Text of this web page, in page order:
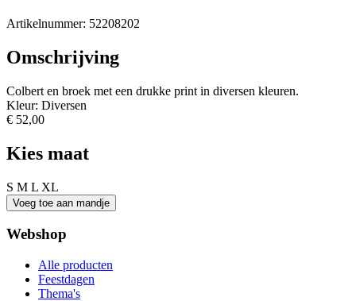
Artikelnummer: 52208202
Omschrijving
Colbert en broek met een drukke print in diversen kleuren.
Kleur: Diversen
€ 52,00
Kies maat
S M L XL
Webshop
Alle producten
Feestdagen
Thema's